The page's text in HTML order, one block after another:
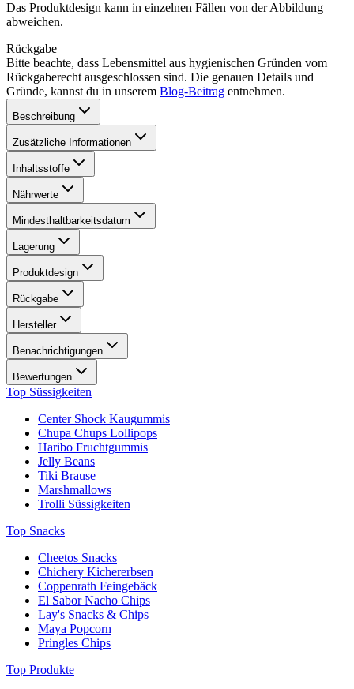
Das Produktdesign kann in einzelnen Fällen von der Abbildung
abweichen.
Rückgabe
Bitte beachte, dass Lebensmittel aus hygienischen Gründen vom
Rückgaberecht ausgeschlossen sind. Die genauen Details und
Gründe, kannst du in unserem Blog-Beitrag entnehmen.
Beschreibung
Zusätzliche Informationen
Inhaltsstoffe
Nährwerte
Mindesthaltbarkeitsdatum
Lagerung
Produktdesign
Rückgabe
Hersteller
Benachrichtigungen
Bewertungen
Top Süssigkeiten
Center Shock Kaugummis
Chupa Chups Lollipops
Haribo Fruchtgummis
Jelly Beans
Tiki Brause
Marshmallows
Trolli Süssigkeiten
Top Snacks
Cheetos Snacks
Chichery Kichererbsen
Coppenrath Feingebäck
El Sabor Nacho Chips
Lay's Snacks & Chips
Maya Popcorn
Pringles Chips
Top Produkte